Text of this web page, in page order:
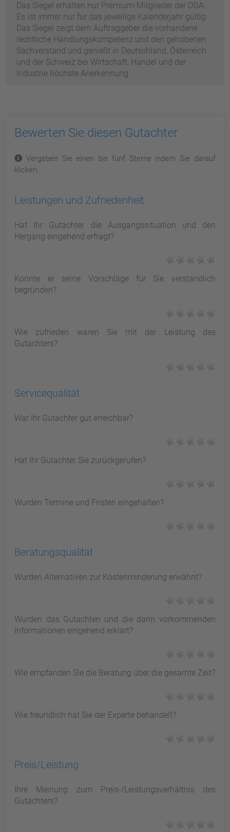
Das Siegel erhalten nur Premium-Mitglieder der DGA.
Es ist immer nur für das jeweilige Kalenderjahr gültig.
Das Siegel zeigt dem Auftraggeber die vorhandene
rechtliche Handlungskompetenz und den gehobenen
Sachverstand und genießt in Deutschland, Österreich
und der Schweiz bei Wirtschaft, Handel und der
Industrie höchste Anerkennung.
Bewerten Sie diesen Gutachter
Vergeben Sie einen bis fünf Sterne indem Sie darauf
klicken.
Leistungen und Zufriedenheit
Hat Ihr Gutachter die Ausgangssituation und den
Hergang eingehend erfragt?
Konnte er seine Vorschläge für Sie verständlich
begründen?
Wie zufrieden waren Sie mit der Leistung des
Gutachters?
Servicequalität
War Ihr Gutachter gut erreichbar?
Hat Ihr Gutachter Sie zurückgerufen?
Wurden Termine und Fristen eingehalten?
Beratungsqualität
Wurden Alternativen zur Kostenminderung erwähnt?
Wurden das Gutachten und die darin vorkommenden
Informationen eingehend erklärt?
Wie empfanden Sie die Beratung über die gesamte Zeit?
Wie freundlich hat Sie der Experte behandelt?
Preis/Leistung
Ihre Meinung zum Preis-/Leistungsverhältnis des
Gutachters?